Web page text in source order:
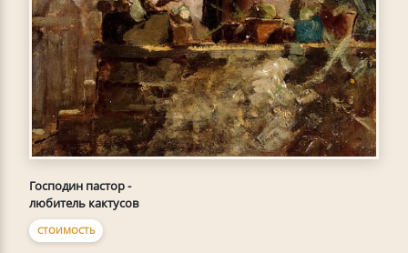
Господин пастор -
любитель кактусов
СТОИМОСТЬ